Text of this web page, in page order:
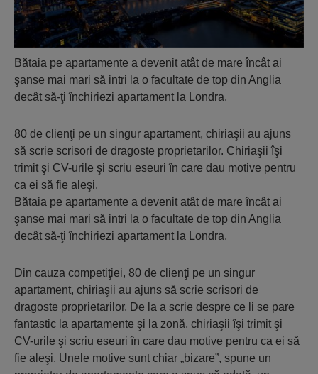
Bătaia pe apartamente a devenit atât de mare încât ai
şanse mai mari să intri la o facultate de top din Anglia
decât să-ţi închiriezi apartament la Londra.
80 de clienţi pe un singur apartament, chiriaşii au ajuns
să scrie scrisori de dragoste proprietarilor. Chiriaşii îşi
trimit şi CV-urile şi scriu eseuri în care dau motive pentru
ca ei să fie aleşi.
Bătaia pe apartamente a devenit atât de mare încât ai
şanse mai mari să intri la o facultate de top din Anglia
decât să-ţi închiriezi apartament la Londra.
Din cauza competiţiei, 80 de clienţi pe un singur
apartament, chiriaşii au ajuns să scrie scrisori de
dragoste proprietarilor. De la a scrie despre ce li se pare
fantastic la apartamente şi la zonă, chiriaşii îşi trimit şi
CV-urile şi scriu eseuri în care dau motive pentru ca ei să
fie aleşi. Unele motive sunt chiar „bizare”, spune un